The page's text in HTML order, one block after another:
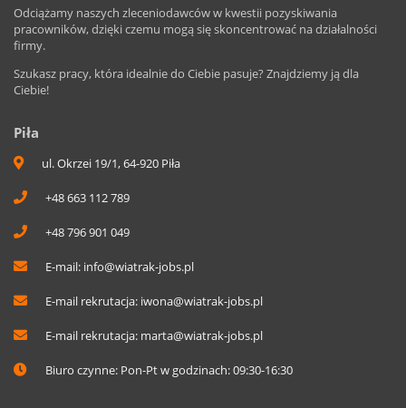
Odciążamy naszych zleceniodawców w kwestii pozyskiwania
pracowników, dzięki czemu mogą się skoncentrować na działalności
firmy.
Szukasz pracy, która idealnie do Ciebie pasuje? Znajdziemy ją dla
Ciebie!
Piła
ul. Okrzei 19/1, 64-920 Piła
+48 663 112 789
+48 796 901 049
E-mail: info@wiatrak-jobs.pl
E-mail rekrutacja: iwona@wiatrak-jobs.pl
E-mail rekrutacja: marta@wiatrak-jobs.pl
Biuro czynne: Pon-Pt w godzinach: 09:30-16:30